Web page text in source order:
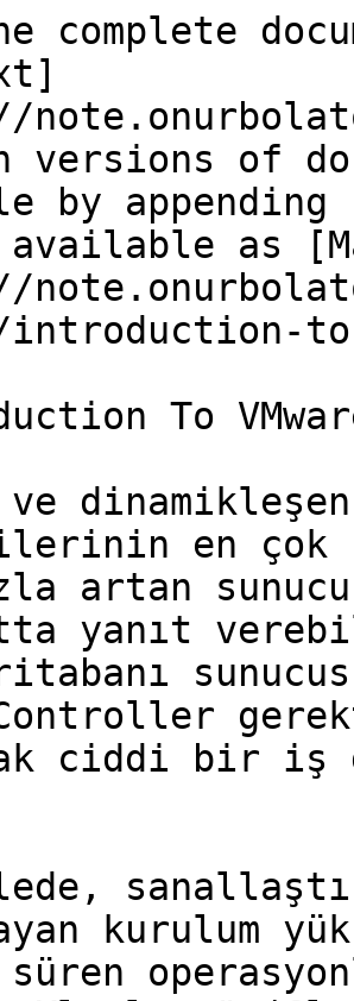
complete
versions of
by
as
introduction-
To
ve
en çok
artan
yanıt
Controller
ciddi bir iş
kurulum